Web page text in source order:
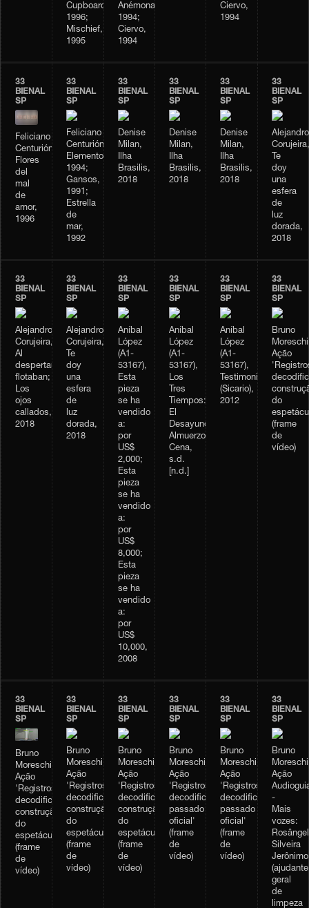
Cupboard,
1996;
Mischief,
1995
Anémonas,
1994;
Ciervo,
1994
Ciervo,
1994
33
BIENAL
SP
Feliciano
Centurión,
Flores
del
mal
de
amor,
1996
33
BIENAL
SP
Feliciano
Centurión,
Elementos,
1994;
Gansos,
1991;
Estrella
de
mar,
1992
33
BIENAL
SP
Denise
Milan,
Ilha
Brasilis,
2018
33
BIENAL
SP
Denise
Milan,
Ilha
Brasilis,
2018
33
BIENAL
SP
Denise
Milan,
Ilha
Brasilis,
2018
33
BIENAL
SP
Alejandro
Corujeira,
Te
doy
una
esfera
de
luz
dorada,
2018
33
BIENAL
SP
Alejandro
Corujeira,
Al
despertar,
flotaban;
Los
ojos
callados,
2018
33
BIENAL
SP
Alejandro
Corujeira,
Te
doy
una
esfera
de
luz
dorada,
2018
33
BIENAL
SP
Aníbal
López
(A1-
53167),
Esta
pieza
se ha
vendido
a:
por
US$
2,000;
Esta
pieza
se ha
vendido
a:
por
US$
8,000;
Esta
pieza
se ha
vendido
a:
por
US$
10,000,
2008
33
BIENAL
SP
Aníbal
López
(A1-
53167),
Los
Tres
Tiempos:
El
Desayuno,
Almuerzo,
Cena,
s.d.
[n.d.]
33
BIENAL
SP
Aníbal
López
(A1-
53167),
Testimonio
(Sicario),
2012
33
BIENAL
SP
Bruno
Ação
do
(frame
de
vídeo)
33
BIENAL
SP
Bruno
Moreschi,
Ação
'Registros
decodificados:
construção
do
espetáculo'
(frame
de
vídeo)
33
BIENAL
SP
Bruno
Moreschi,
Ação
'Registros
decodificados:
construção
do
espetáculo'
(frame
de
vídeo)
33
BIENAL
SP
Bruno
Moreschi,
Ação
'Registros
decodificados:
construção
do
espetáculo'
(frame
de
vídeo)
33
BIENAL
SP
Bruno
Moreschi,
Ação
'Registros
decodificados:
passado
oficial'
(frame
de
vídeo)
33
BIENAL
SP
Bruno
Moreschi,
Ação
'Registros
decodificados:
passado
oficial'
(frame
de
vídeo)
33
BIENAL
SP
Bruno
Ação
-
Mais
vozes:
Silveira
Jerônimo
(ajudante
geral
de
limpeza